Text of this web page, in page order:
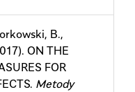
B.,
ON THE
FOR
Metody